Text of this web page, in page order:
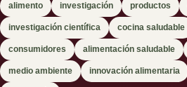
alimento investigación productos
investigación científica cocina saludable
consumidores alimentación saludable
medio ambiente innovación alimentaria